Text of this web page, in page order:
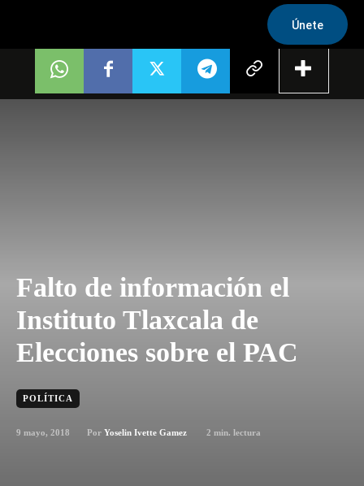
Únete
Falto de información el
Instituto Tlaxcala de
Elecciones sobre el PAC
POLÍTICA
9 mayo, 2018 Por Yoselin Ivette Gamez 2 min. lectura